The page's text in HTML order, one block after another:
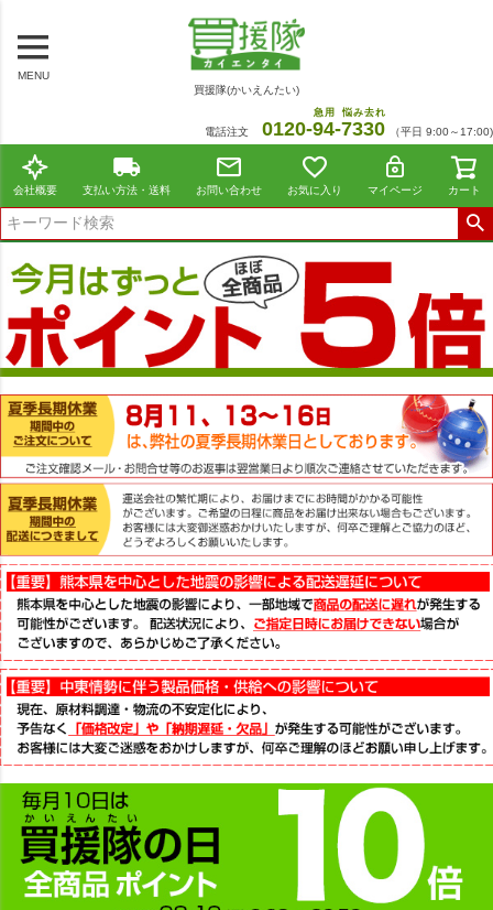
MENU
買援隊(かいえんたい)
電話注文 0120-94
急用
-7330
悩み去れ
（平日 9:00～17:00)
会社概要 支払い方法・送料 お問い合わせ お気に入り マイページ カート